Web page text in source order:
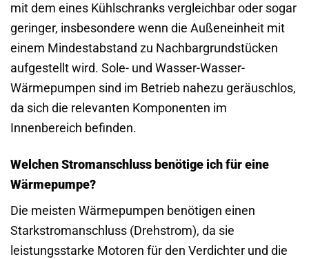
mit dem eines Kühlschranks vergleichbar oder sogar
geringer, insbesondere wenn die Außeneinheit mit
einem Mindestabstand zu Nachbargrundstücken
aufgestellt wird. Sole- und Wasser-Wasser-
Wärmepumpen sind im Betrieb nahezu geräuschlos,
da sich die relevanten Komponenten im
Innenbereich befinden.
Welchen Stromanschluss benötige ich für eine
Wärmepumpe?
Die meisten Wärmepumpen benötigen einen
Starkstromanschluss (Drehstrom), da sie
leistungsstarke Motoren für den Verdichter und die